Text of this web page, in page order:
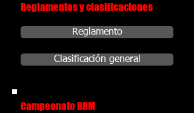
Reglamentos y clasificaciones
Reglamento
Clasificación general
Campeonato BRM